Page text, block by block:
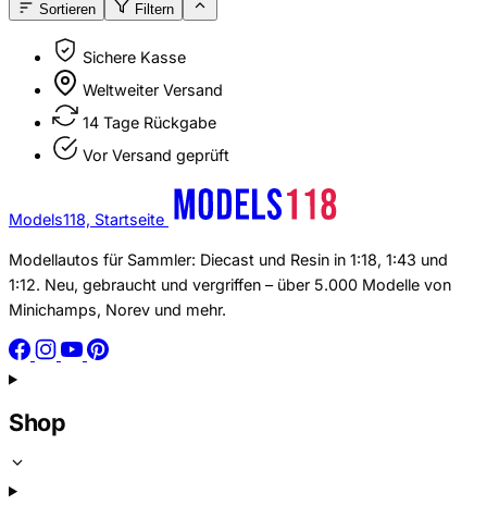
Sortieren
Filtern
Sichere Kasse
Weltweiter Versand
14 Tage Rückgabe
Vor Versand geprüft
Models118, Startseite
Modellautos für Sammler: Diecast und Resin in 1:18, 1:43 und
1:12. Neu, gebraucht und vergriffen – über 5.000 Modelle von
Minichamps, Norev und mehr.
Shop